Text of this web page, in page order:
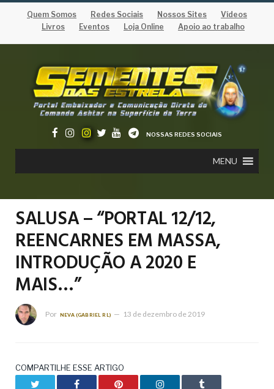
Quem Somos Redes Sociais Nossos Sites
Vídeos
Livros
Eventos Loja Online Apoio ao trabalho
NOSSAS REDES SOCIAIS
MENU
SALUSA – “PORTAL 12/12,
REENCARNES EM MASSA,
INTRODUÇÃO A 2020 E
MAIS…”
Por NEVA (GABRIEL RL) 13 de dezembro de 2019
COMPARTILHE ESSE ARTIGO
Facebook Pinterest LinkedIn Tumblr